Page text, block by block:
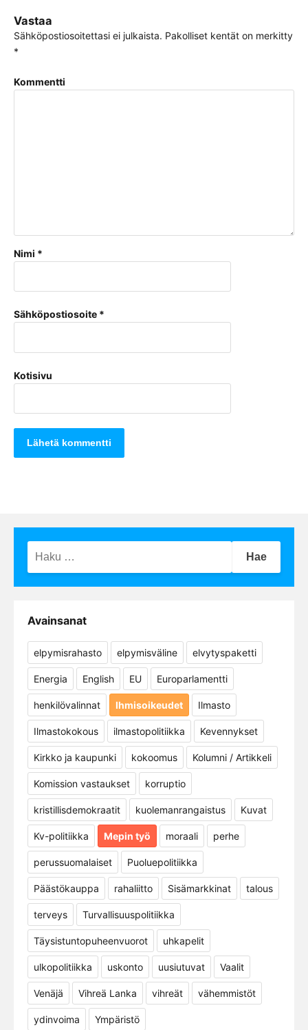
Vastaa
Sähköpostiosoitettasi ei julkaista. Pakolliset kentät on merkitty
*
Kommentti
Nimi *
Sähköpostiosoite *
Kotisivu
Avainsanat
elpymisrahasto elpymisväline elvytyspaketti
Energia English EU Europarlamentti
henkilövalinnat Ihmisoikeudet Ilmasto
Ilmastokokous ilmastopolitiikka Kevennykset
Kirkko ja kaupunki kokoomus Kolumni / Artikkeli
Komission vastaukset korruptio
kristillisdemokraatit kuolemanrangaistus Kuvat
Kv-politiikka Mepin työ moraali perhe
perussuomalaiset Puoluepolitiikka
Päästökauppa rahaliitto Sisämarkkinat talous
terveys Turvallisuuspolitiikka
Täysistuntopuheenvuorot uhkapelit
ulkopolitiikka uskonto uusiutuvat Vaalit
Venäjä Vihreä Lanka vihreät vähemmistöt
ydinvoima Ympäristö